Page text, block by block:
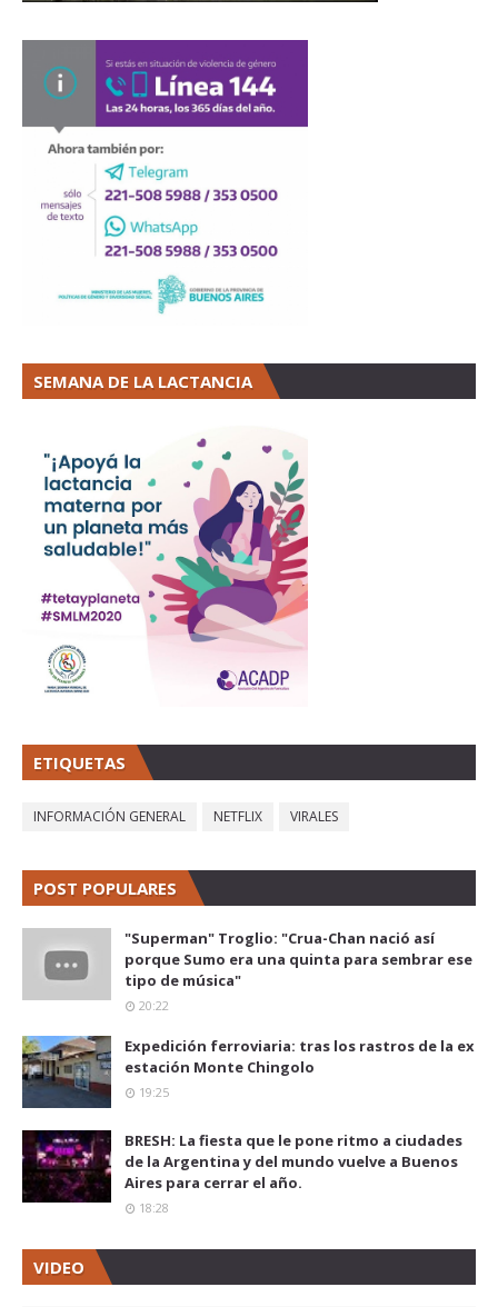
SEMANA DE LA LACTANCIA
ETIQUETAS
INFORMACIÓN GENERAL NETFLIX VIRALES
POST POPULARES
"Superman" Troglio: "Crua-Chan nació así
porque Sumo era una quinta para sembrar ese
tipo de música"
20:22
Expedición ferroviaria: tras los rastros de la ex
estación Monte Chingolo
19:25
BRESH: La fiesta que le pone ritmo a ciudades
de la Argentina y del mundo vuelve a Buenos
Aires para cerrar el año.
18:28
VIDEO